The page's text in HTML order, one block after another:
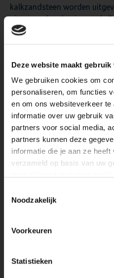
Deze website maakt gebruik
We gebruiken cookies om
personaliseren, om functies
en om ons websiteverkeer
informatie over uw gebruik
partners voor social media,
partners kunnen deze
informatie die je aan ze
verzameld op basis van uw
Noodzakelijk
Voorkeuren
Statistieken
kalkzandsteen worden
uitgevoerd op basis van de
beschouwde voorbeelden zijn:
–woongebouw met
woongebouw met
–rij woningen met penanten
–rij woningen met penanten
In de
wijze draagconstructies van
schema’s, het Statica
van gelijke berekeningen,
Voor
Kalkzandsteen